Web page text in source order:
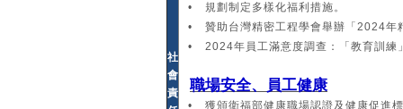
社
會
責
•
規劃制定多樣化福利措施。
•
贊助台灣精密工程學會舉辦「2024年
•
2024年員工滿意度調查：「教育訓
職場安全、員工健康
•
獲頒衛福部健康職場認證及健康促進